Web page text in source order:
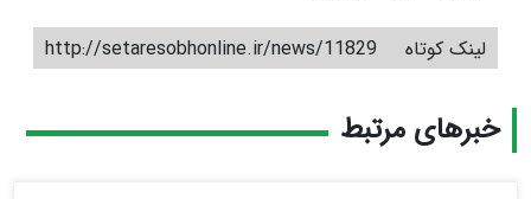
لینک کوتاه http://setaresobhonline.ir/news/11829
خبرهای مرتبط